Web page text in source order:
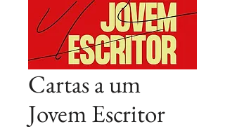
Cartas a um
Jovem Escritor